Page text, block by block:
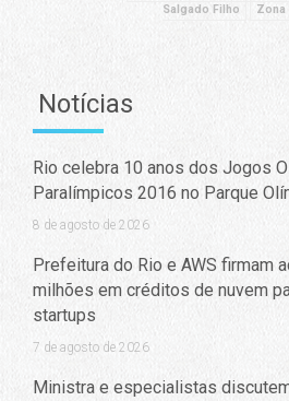
Salgado Filho
Zona
Notícias
Rio celebra 10 anos dos Jogos
Paralímpicos 2016 no Parque
8 de agosto de 2026
Prefeitura do Rio e AWS firmam
milhões em créditos de nuvem
startups
7 de agosto de 2026
Ministra e especialistas